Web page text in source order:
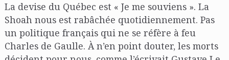
La devise du Québec est « Je me souviens ». La
Shoah nous est rabâchée quotidiennement. Pas
un politique français qui ne se réfère à feu
Charles de Gaulle. À n’en point douter, les morts